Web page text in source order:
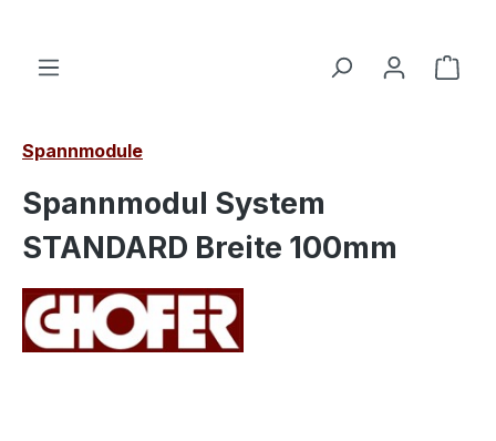
Spannmodule
Spannmodul System
STANDARD Breite 100mm